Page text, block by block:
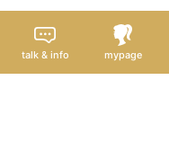
talk & info mypage